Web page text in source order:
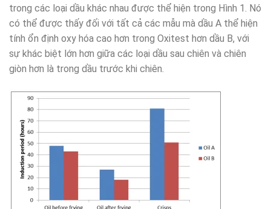
trong các loại dầu khác nhau được thể hiện trong Hình 1. Nó
có thể được thấy đối với tất cả các mẫu mà dầu A thể hiện
tính ổn định oxy hóa cao hơn trong Oxitest hơn dầu B, với
sự khác biệt lớn hơn giữa các loại dầu sau chiên và chiên
giòn hơn là trong dầu trước khi chiên.